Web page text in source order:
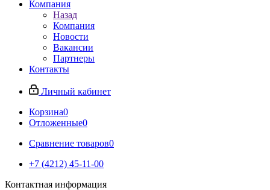
Компания
Назад
Компания
Новости
Вакансии
Партнеры
Контакты
Личный кабинет
Корзина0
Отложенные0
Сравнение товаров0
+7 (4212) 45-11-00
Контактная информация